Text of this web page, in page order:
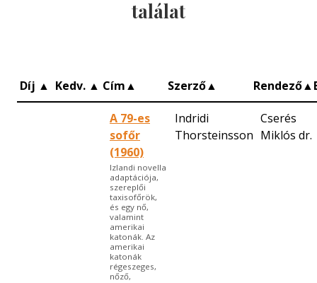
találat
Díj ▲ Kedv. ▲ Cím▲ Szerző▲ Rendező▲
A 79-es
sofőr
(1960)
Izlandi novella
adaptációja,
szereplői
taxisofőrök,
és egy nő,
valamint
amerikai
katonák. Az
amerikai
katonák
régeszeges,
nőző,
Indridi
Thorsteinsson
Cserés
Miklós dr.